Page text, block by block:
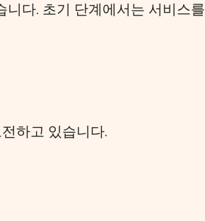
다. 초기 단계에서는 서비스를
하고 있습니다.